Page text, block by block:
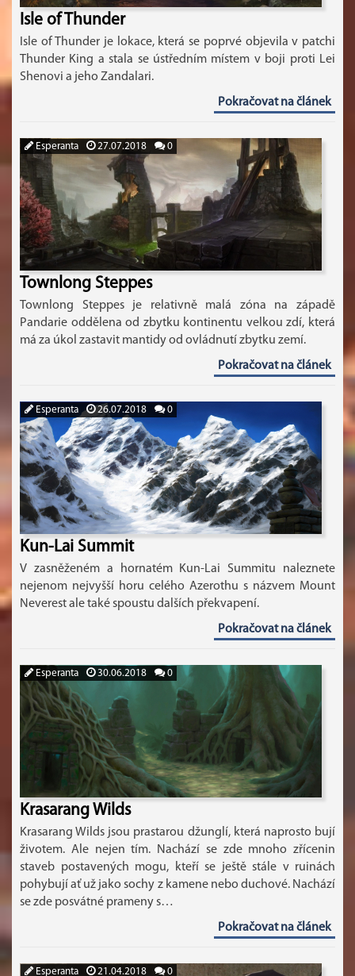
Isle of Thunder
Isle of Thunder je lokace, která se poprvé objevila v patchi
Thunder King a stala se ústředním místem v boji proti Lei
Shenovi a jeho Zandalari.
Pokračovat na článek
Esperanta 27.07.2018 0
Townlong Steppes
Townlong Steppes je relativně malá zóna na západě
Pandarie oddělena od zbytku kontinentu velkou zdí, která
má za úkol zastavit mantidy od ovládnutí zbytku zemí.
Pokračovat na článek
Esperanta 26.07.2018 0
Kun-Lai Summit
V zasněženém a hornatém Kun-Lai Summitu naleznete
nejenom nejvyšší horu celého Azerothu s názvem Mount
Neverest ale také spoustu dalších překvapení.
Pokračovat na článek
Esperanta 30.06.2018 0
Krasarang Wilds
Krasarang Wilds jsou prastarou džunglí, která naprosto bují
životem. Ale nejen tím. Nachází se zde mnoho zřícenin
staveb postavených mogu, kteří se ještě stále v ruinách
pohybují ať už jako sochy z kamene nebo duchové. Nachází
se zde posvátné prameny s…
Pokračovat na článek
Esperanta 21.04.2018 0